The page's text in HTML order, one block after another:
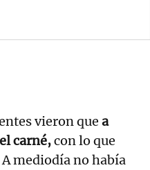
vieron que a
carné,con lo que
A mediodía no había